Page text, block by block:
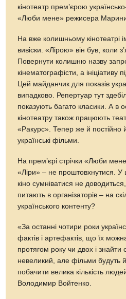
кінотеатр прем’єрою
«Люби мене» режисера Марини
На вже колишньому кінотеатрі
вивіски. «Лірою» він був, коли
Повернути колишню назву
кінематографісти, а ініціативу
Цей майданчик для показів
випадково. Репертуар тут
показують багато класики. А в
кінотеатру також працюють
«Ракурс». Тепер же й постійно
українські фільми.
На прем’єрі стрічки «Люби
«Ліри» – не проштовхнутися. У
кіно сумніватися не
питають в організаторів – на
українського контенту?
«За останні чотири роки
фактів і артефактів, що їх
протягом року чи двох і знайти
невеликий, але фільми будуть
побачити велика кількість
Володимир Войтенко.